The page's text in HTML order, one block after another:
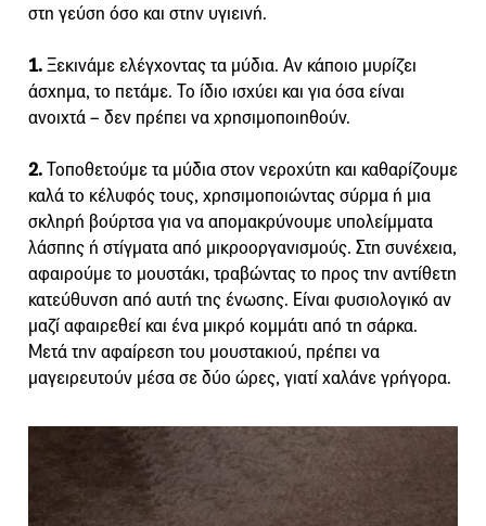
στη γεύση όσο και στην υγιεινή.
1.Ξεκινάμε ελέγχοντας τα μύδια. Αν κάποιο μυρίζει
άσχημα, το πετάμε. Το ίδιο ισχύει και για όσα είναι
ανοιχτά – δεν πρέπει να χρησιμοποιηθούν.
2.Τοποθετούμε τα μύδια στον νεροχύτη και καθαρίζουμε
καλά το κέλυφός τους, χρησιμοποιώντας σύρμα ή μια
σκληρή βούρτσα για να απομακρύνουμε υπολείμματα
λάσπης ή στίγματα από μικροοργανισμούς. Στη συνέχεια,
αφαιρούμε το μουστάκι, τραβώντας το προς την αντίθετη
κατεύθυνση από αυτή της ένωσης. Είναι φυσιολογικό αν
μαζί αφαιρεθεί και ένα μικρό κομμάτι από τη σάρκα.
Μετά την αφαίρεση του μουστακιού, πρέπει να
μαγειρευτούν μέσα σε δύο ώρες, γιατί χαλάνε γρήγορα.